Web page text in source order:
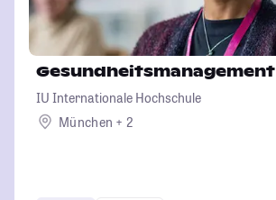
Gesundheitsmanagement
IU Internationale Hochschule
München + 2